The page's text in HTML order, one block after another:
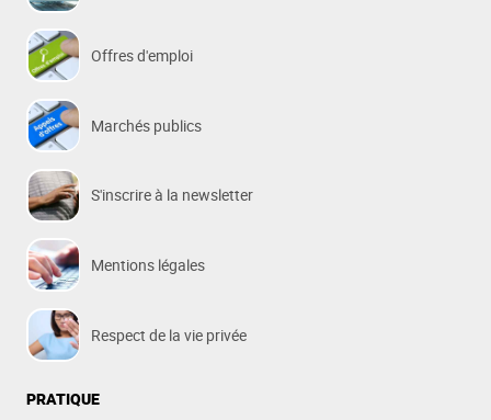
Offres d'emploi
Marchés publics
S'inscrire à la newsletter
Mentions légales
Respect de la vie privée
PRATIQUE